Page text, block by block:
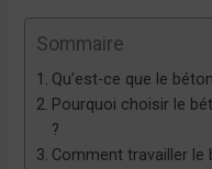
Sommaire
Qu’est-ce que le
Pourquoi choisir le
?
Comment travailler